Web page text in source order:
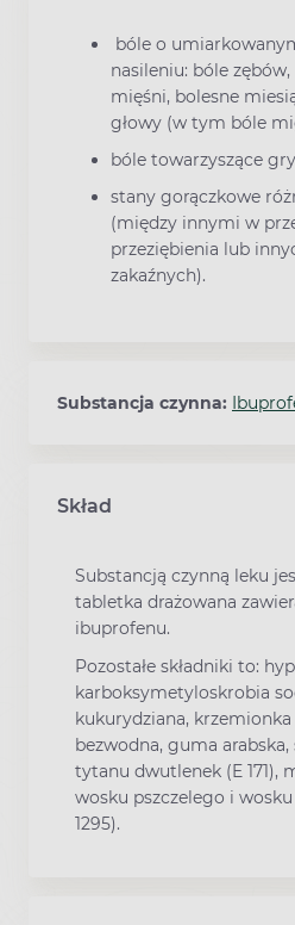
bóle o
nasileniu: bóle
mięśni, bolesne
głowy (w tym bóle
bóle towarzyszące
stany gorączkowe
(między innymi w
przeziębienia lub
zakaźnych).
Substancja czynna:
Skład
Substancją czynną leku
tabletka drażowana
ibuprofenu.
Pozostałe składniki to:
karboksymetyloskrobia
kukurydziana,
bezwodna, guma arabska,
tytanu dwutlenek (E 171),
wosku pszczelego i
1295).